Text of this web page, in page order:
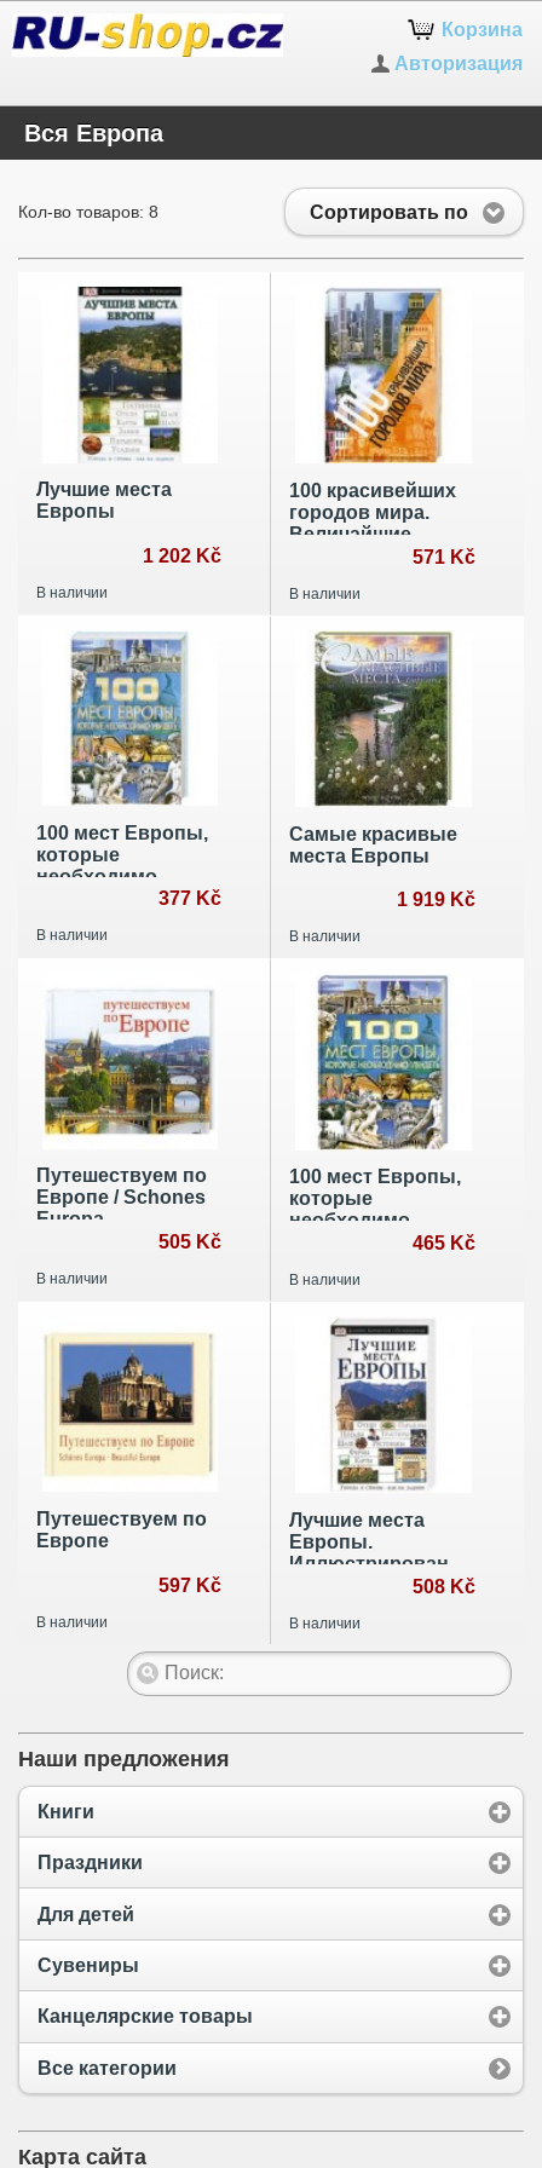
Корзина
Авторизация
Вся Европа
Сортировать по
Кол-во товаров: 8
Лучшие места
Европы
1 202 Kč
В наличии
100 красивейших
городов мира.
Величайшие
пяти континентах
571 Kč
В наличии
100 мест Европы,
которые
необходимо
377 Kč
В наличии
Самые красивые
места Европы
1 919 Kč
В наличии
Путешествуем по
Европе / Schones
Europa
505 Kč
В наличии
100 мест Европы,
которые
необходимо
465 Kč
В наличии
Путешествуем по
Европе
597 Kč
В наличии
Лучшие места
Европы.
Иллюстрированный
путеводитель508 Kč
В наличии
Наши предложения
Книги
Праздники
Для детей
Сувениры
Канцелярские товары
Все категории
Карта сайта